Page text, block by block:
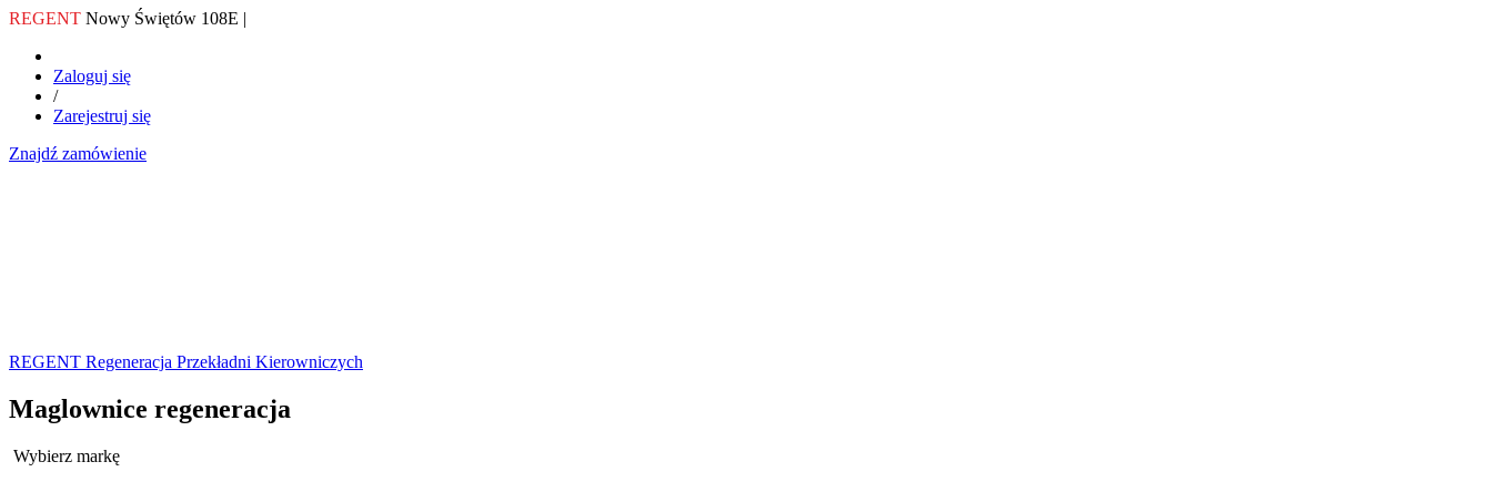
REGENT Nowy Świętów 108E |
Zaloguj się
/
Zarejestruj się
Znajdź zamówienie
REGENT Regeneracja Przekładni Kierowniczych
Maglownice regeneracja
Wybierz markę